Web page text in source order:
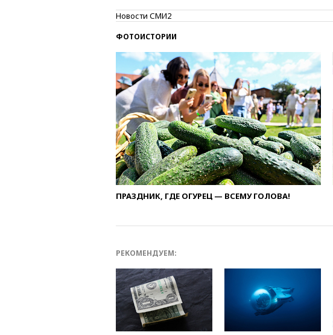
Новости СМИ2
ФОТОИСТОРИИ
ПРАЗДНИК, ГДЕ ОГУРЕЦ — ВСЕМУ ГОЛОВА!
РЕКОМЕНДУЕМ: